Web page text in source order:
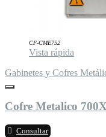
CF-CME752
Vista rápida
Gabinetes y Cofres
Cofre Metalico
Consultar